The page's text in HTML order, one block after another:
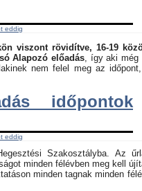
eddig
viszont rövidítve, 16-19
Alapozó előadás , így aki
nem felel meg az
időpontok
eddig
Szakosztályba. Az
minden félévben meg kell
minden tagnak minden